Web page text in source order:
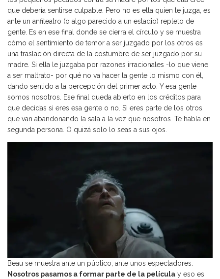
que debería sentirse culpable. Pero no es ella quien le juzga, es
ante un anfiteatro (o algo parecido a un estadio) repleto de
gente. Es en ese final donde se cierra el círculo y se muestra
cómo el sentimiento de temor a ser juzgado por los otros es
una traslación directa de la costumbre de ser juzgado por su
madre. Si ella le juzgaba por razones irracionales -lo que viene
a ser maltrato- por qué no va hacer la gente lo mismo con él,
dando sentido a la percepción del primer acto. Y esa gente
somos nosotros. Ese final queda abierto en los créditos para
que decidas si eres esa gente o no. Si eres parte de los otros
que van abandonando la sala a la vez que nosotros. Te habla en
segunda persona. O quizá solo lo seas a sus ojos.
Beau se muestra ante un público, ante unos espectadores.
Nosotros pasamos a formar parte de la película y eso es